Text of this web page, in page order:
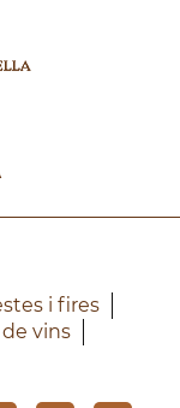
i fires
vins